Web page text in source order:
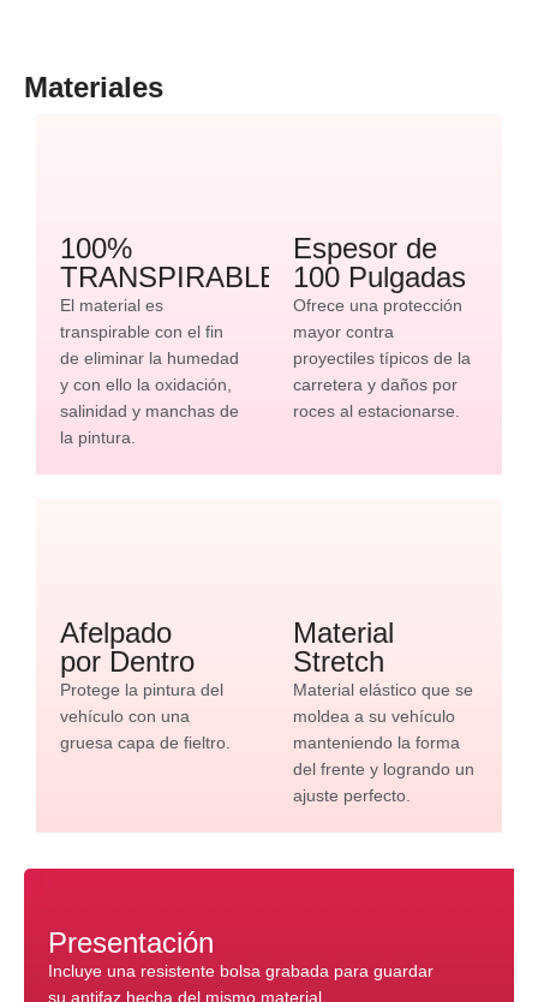
Materiales
100%
TRANSPIRABLE
El material es
transpirable con el fin
de eliminar la humedad
y con ello la oxidación,
salinidad y manchas de
la pintura.
Espesor de
100 Pulgadas
Ofrece una protección
mayor contra
proyectiles típicos de la
carretera y daños por
roces al estacionarse.
Afelpado
por Dentro
Protege la pintura del
vehículo con una
gruesa capa de fieltro.
Material
Stretch
Material elástico que se
moldea a su vehículo
manteniendo la forma
del frente y logrando un
ajuste perfecto.
Presentación
Incluye una resistente bolsa grabada para guardar
su antifaz hecha del mismo material.